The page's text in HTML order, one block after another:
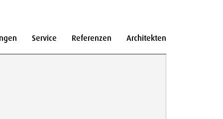
Service Referenzen Architekten